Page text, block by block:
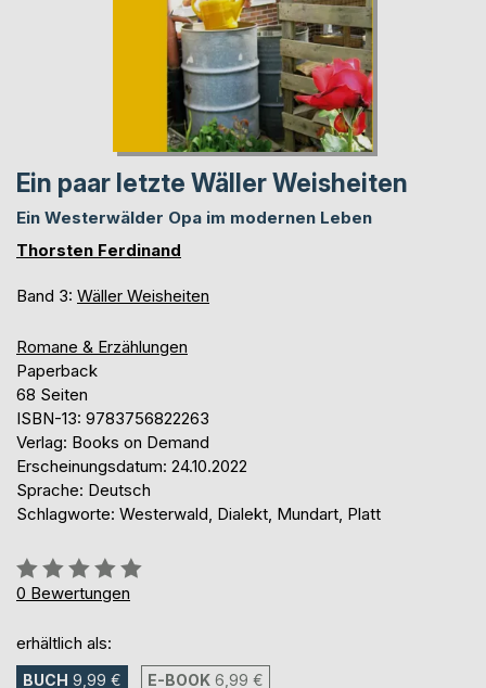
Ein paar letzte Wäller Weisheiten
Ein Westerwälder Opa im modernen Leben
Thorsten Ferdinand
Band 3: Wäller Weisheiten
Romane & Erzählungen
Paperback
68 Seiten
ISBN-13: 9783756822263
Verlag: Books on Demand
Erscheinungsdatum: 24.10.2022
Sprache: Deutsch
Schlagworte: Westerwald, Dialekt, Mundart, Platt
Bewertung::
0%
0 Bewertungen
erhältlich als:
BUCH 9,99 € E-BOOK 6,99 €